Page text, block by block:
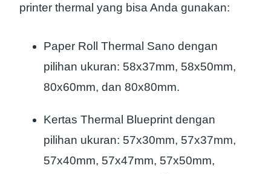
printer thermal yang bisa Anda gunakan:
Paper Roll Thermal Sano dengan
pilihan ukuran: 58x37mm, 58x50mm,
80x60mm, dan 80x80mm.
Kertas Thermal Blueprint dengan
pilihan ukuran: 57x30mm, 57x37mm,
57x40mm, 57x47mm, 57x50mm,